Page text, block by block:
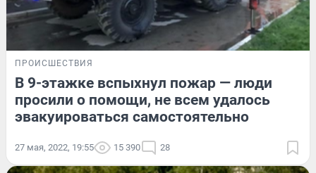
ПРОИСШЕСТВИЯ
В 9-этажке вспыхнул пожар — люди
просили о помощи, не всем удалось
эвакуироваться самостоятельно
27 мая, 2022, 19:55 15 390 28